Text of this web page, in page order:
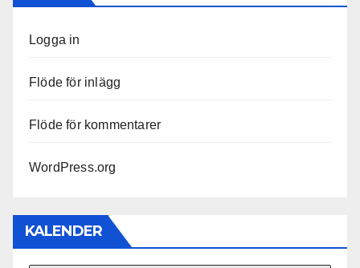
Logga in
Flöde för inlägg
Flöde för kommentarer
WordPress.org
KALENDER